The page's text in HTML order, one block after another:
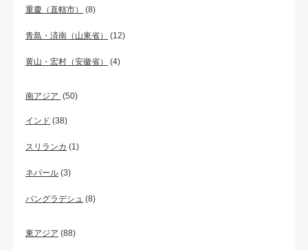
重慶（直轄市） (8)
青島・済南（山東省） (12)
黄山・宏村（安徽省） (4)
南アジア (50)
インド (38)
スリランカ (1)
ネパール (3)
バングラデシュ (8)
東アジア (88)